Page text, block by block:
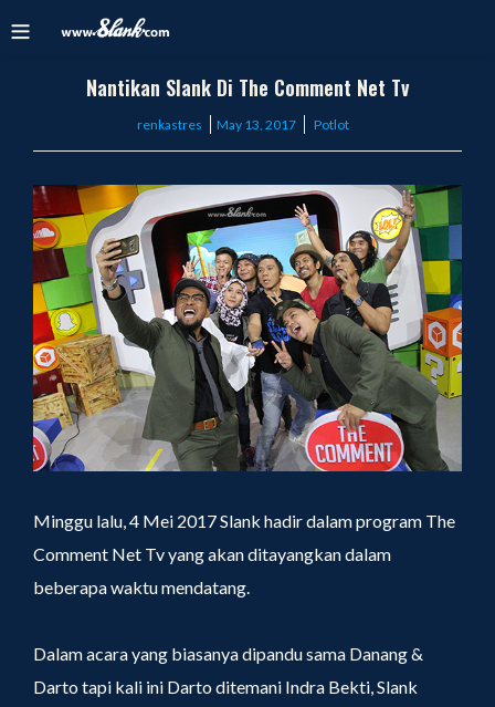
Nantikan Slank Di The Comment Net Tv
renkastres
Posted
May 13, 2017 Potlot
Minggu lalu, 4 Mei 2017 Slank hadir dalam program The
Comment Net Tv yang akan ditayangkan dalam
beberapa waktu mendatang.
Dalam acara yang biasanya dipandu sama Danang &
Darto tapi kali ini Darto ditemani Indra Bekti, Slank